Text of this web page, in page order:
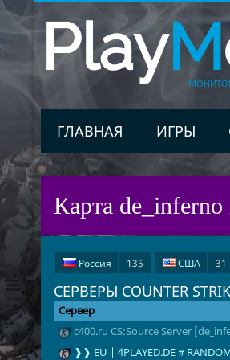
PlayM
ГЛАВНАЯ ИГРЫ
Карта
Россия 135 США 31
Польша
2 Румыния
СЕРВЕРЫ COUNTER
Сервер
c400.ru CS:Source Server
❱❱ EU | 4PLAYED.DE #